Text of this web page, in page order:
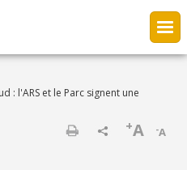
: l'ARS et le Parc signent une
-A
+A